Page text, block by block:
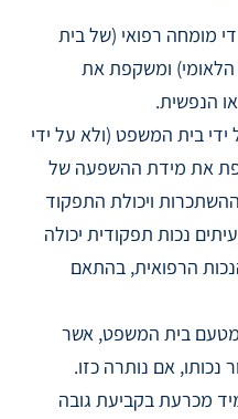
מומחה רפואי (של בית
ומשקפת את
הנפשית.
בית המשפט (ולא על ידי
את מידת ההשפעה של
ויכולת התפקוד
נכות תפקודית יכולה
הרפואית, בהתאם
מטעם בית המשפט, אשר
נכותו, אם נותרה כזו.
מכרעת בקביעת גובה